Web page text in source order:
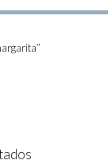
Ordenado